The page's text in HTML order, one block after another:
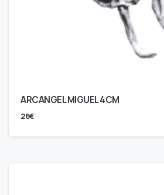
ARCANGEL MIGUEL 4CM
26€